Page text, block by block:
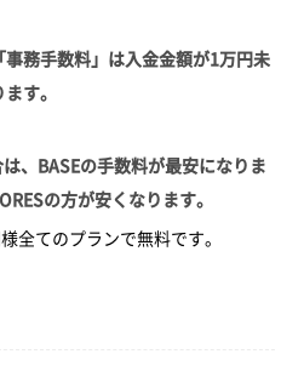
事務手数料」は入金金額が1万円未
す。
、BASEの手数料が最安になりま
の方が安くなります。
全てのプランで無料です。